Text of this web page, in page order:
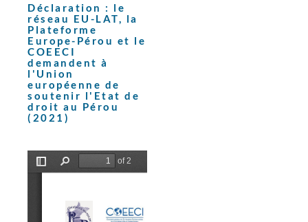
Déclaration : le
réseau EU-LAT, la
Plateforme
Europe-Pérou et le
COEECI
demandent à
l'Union
européenne de
soutenir l'Etat de
droit au Pérou
(2021)